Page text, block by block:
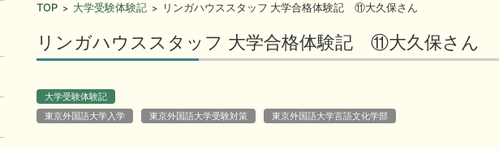
TOP> 大学受験体験記> リンガハウススタッフ 大学合格体験記 ⑪大久保さん
リンガハウススタッフ 大学合格体験記 ⑪大久保さん
大学受験体験記
東京外国語大学入学
東京外国語大学受験対策 東京外国語大学言語文化学部